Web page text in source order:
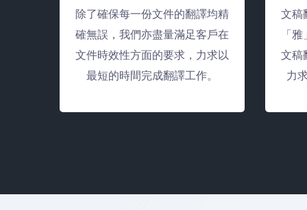
除了確保每一份文件的翻譯均精
確無誤，我們亦盡量滿足客戶在
文件時效性方面的要求，力求以
最短的時間完成翻譯工作。
文稿
「
文稿
力